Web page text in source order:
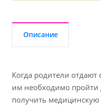
Описание
Когда родители отдают
им необходимо пройти
получить